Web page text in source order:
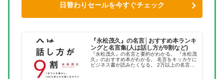
日替わりセールを今すぐチェック
『永松茂久』の名言│おすすめ本ランキ
ングと名言集(人は話し方が9割など)
『永松茂久』の名言と要約がわかる。 『永松茂
久』のおすすめ本がわかる。 名言をキッカケに
ビジネス書が読みたくなる。 2万以上の名言を